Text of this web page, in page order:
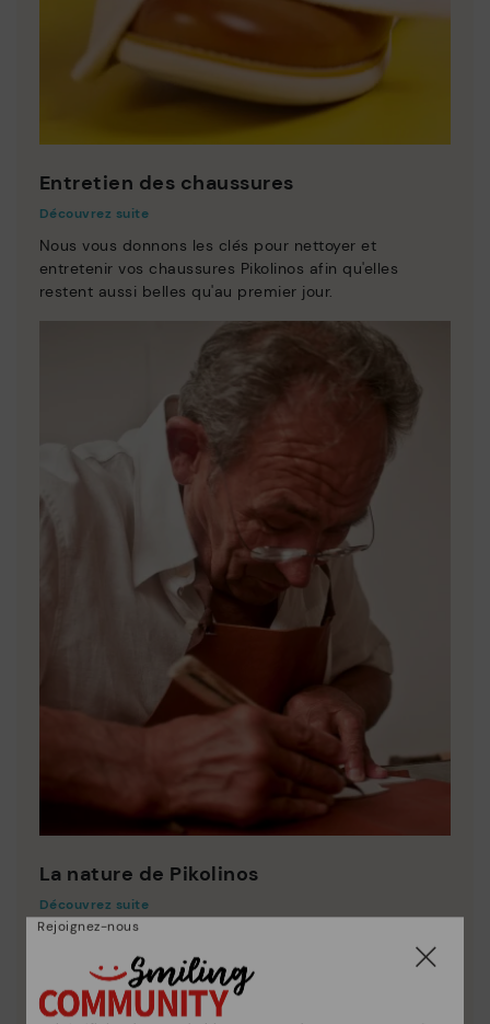
Entretien des chaussures
Découvrez suite
Nous vous donnons les clés pour nettoyer et
entretenir vos chaussures Pikolinos afin qu'elles
restent aussi belles qu'au premier jour.
La nature de Pikolinos
Découvrez suite
Depuis 1984, nous nous efforçons de rendre chaque
chaussure unique.
Rejoignez-nous